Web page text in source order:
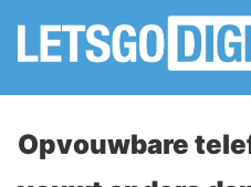
Opvouwbare